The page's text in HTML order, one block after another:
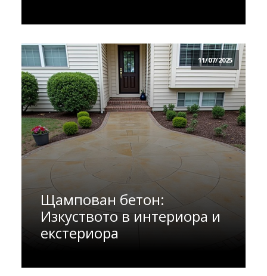
11/07/2025
Щампован бетон:
Изкуството в интериора и
екстериора